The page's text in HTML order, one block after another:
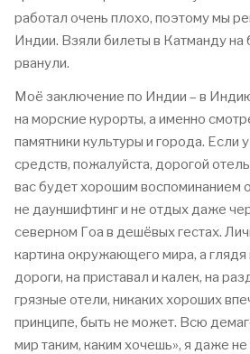
работал очень плохо, поэтому мы
Индии. Взяли билеты в Катманду на
рванули.
Моё заключение по Индии – в
на морские курорты, а именно
памятники культуры и города. Если
средств, пожалуйста, дорогой
вас будет хорошим воспоминанием
не дауншифтинг и не отдых даже
северном Гоа в дешёвых гестах.
картина окружающего мира, а
дороги, на приставал и калек, на
грязные отели, никаких хороших
принципе, быть не может. Всю
мир таким, каким хочешь», я даже